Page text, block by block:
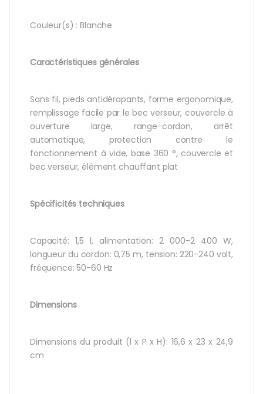
Couleur(s) : Blanche
Caractéristiques générales
Sans fil, pieds antidérapants, forme ergonomique,
remplissage facile par le bec verseur, couvercle à
ouverture large, range-cordon, arrêt
automatique, protection contre le
fonctionnement à vide, base 360 °, couvercle et
bec verseur, élément chauffant plat
Spécificités techniques
Capacité: 1,5 l, alimentation: 2 000-2 400 W,
longueur du cordon: 0,75 m, tension: 220-240 volt,
fréquence: 50-60 Hz
Dimensions
Dimensions du produit (l x P x H): 16,6 x 23 x 24,9
cm